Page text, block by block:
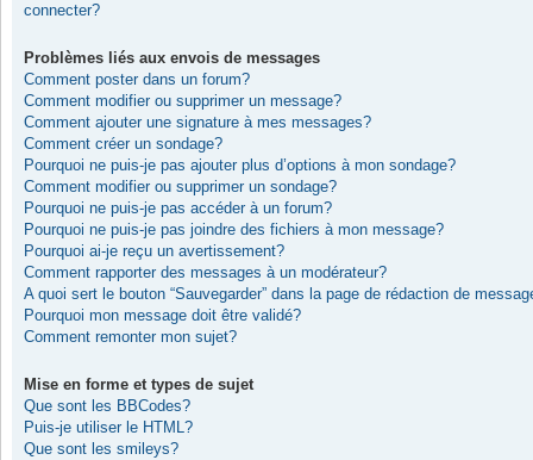
connecter?
Problèmes liés aux envois de messages
Comment poster dans un forum?
Comment modifier ou supprimer un message?
Comment ajouter une signature à mes messages?
Comment créer un sondage?
Pourquoi ne puis-je pas ajouter plus d’options à mon sondage?
Comment modifier ou supprimer un sondage?
Pourquoi ne puis-je pas accéder à un forum?
Pourquoi ne puis-je pas joindre des fichiers à mon message?
Pourquoi ai-je reçu un avertissement?
Comment rapporter des messages à un modérateur?
A quoi sert le bouton “Sauvegarder” dans la page de rédaction de
Pourquoi mon message doit être validé?
Comment remonter mon sujet?
Mise en forme et types de sujet
Que sont les BBCodes?
Puis-je utiliser le HTML?
Que sont les smileys?